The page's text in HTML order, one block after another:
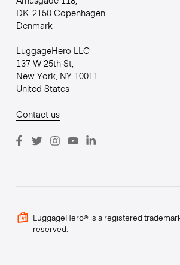
DK-2150 Copenhagen
Denmark
LuggageHero LLC
137 W 25th St,
New York, NY 10011
United States
Contact us
LuggageHero® is a registered
reserved.